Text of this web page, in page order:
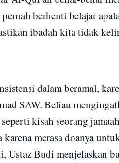
berhenti belajar
ibadah kita tidak
dalam beramal,
SAW. Beliau
kisah seorang
merasa doanya
Ustaz Budi menjelaskan